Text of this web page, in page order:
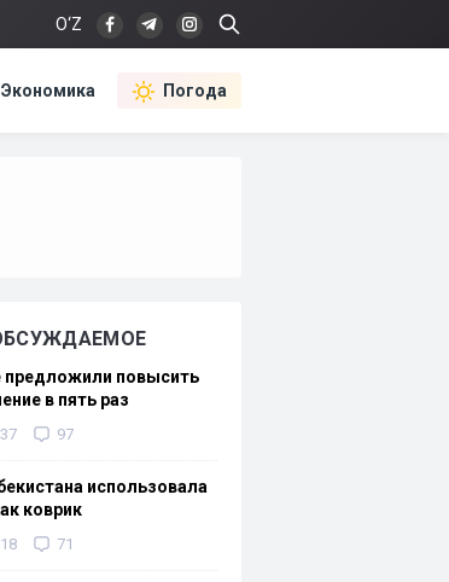
O‘Z
Экономика Погода
предложили повысить
в пять раз
97
использовала
коврик
71